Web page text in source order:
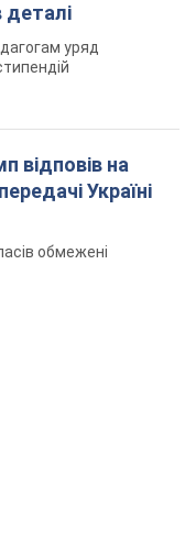
деталі
уряд
відповів на
Україні
обмежені